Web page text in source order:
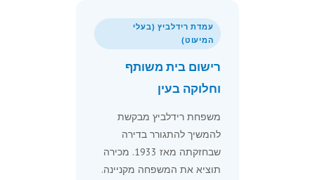
עמדת רידלביץ (בעלי
המיעוט)
רישום בית משותף
וחלוקה בעין
משפחת רידלביץ מבקשת
להמשיך להתגורר בדירה
שבחזקתה מאז 1933. מכירה
תוציא את המשפחה מקניינה.